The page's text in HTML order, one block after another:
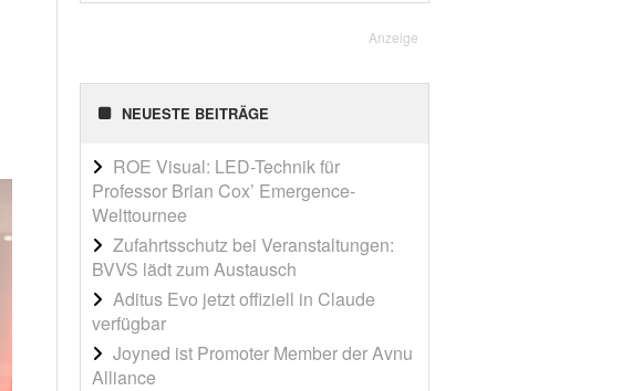
Anzeige
NEUESTE BEITRÄGE
ROE Visual: LED-Technik für
Professor Brian Cox’ Emergence-
Welttournee
Zufahrtsschutz bei Veranstaltungen:
BVVS lädt zum Austausch
Aditus Evo jetzt offiziell in Claude
verfügbar
Joyned ist Promoter Member der Avnu
Alliance